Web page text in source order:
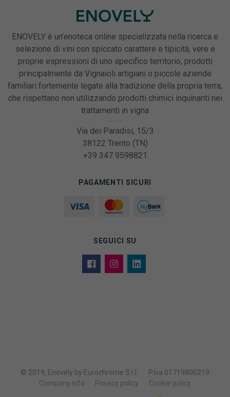
ENOVELY è un’enoteca online specializzata nella ricerca e
selezione di vini con spiccato carattere e tipicità, vere e
proprie espressioni di uno specifico territorio, prodotti
principalmente da Vignaioli artigiani o piccole aziende
familiari fortemente legate alla tradizione della propria terra,
che rispettano non utilizzando prodotti chimici inquinanti nei
trattamenti in vigna
Via dei Paradisi, 15/3
38122 Trento (TN)
+39 347 9598821
PAGAMENTI SICURI
SEGUICI SU
© 2019, Enovely by Eurochrome S.r.l.
P.Iva 01719800219
Company info
Privacy policy Cookie policy